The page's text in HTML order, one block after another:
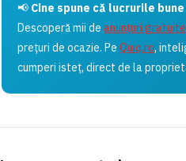
📢 Cine spune că lucrurile
Descoperă mii de anunțuri gratuite
prețuri de ocazie. Pe Quiq.ro,
cumperi isteț, direct de la